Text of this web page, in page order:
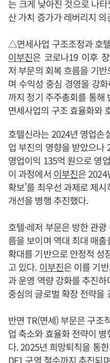
는 크게 낮아진 것으로 나
산 가치 증가가 레버리지
△면세사업 구조조정과 호
이부진은 코로나19 이후
저 부문의 회복 흐름을 기
며 수익성 중심 경영을 강
까지 정기 주주총회를 통해
면세사업의 구조 효율화와
호텔신라는 2024년 영업손
업 부진의 영향을 받았으나
영업이익 135억 원으로 영
이 과정에서 이부진은 2024
확보’를 최우선 과제로 제
개선을 병행 추진했다.
호텔·레저 부문은 방한 관
름을 보이며 역대 최대 매
확대를 기반으로 안정적 성
고 있다. 이부진은 이를 기
과 운영 역량 강화를 추진
중심의 글로벌 확장 전략을
반면 TR(면세) 부문은 구조
업 축소와 효율화 전략이
다. 2025년 희망퇴직을 통
DF1 구역 철수까지 추진되